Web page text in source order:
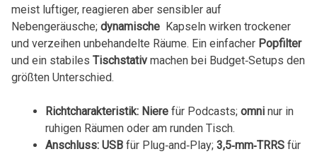
‌meist luftiger, reagieren⁤ aber sensibler auf
Nebengeräusche; dynamische⁢ Kapseln⁢ wirken trockener
und verzeihen unbehandelte Räume. ‌Ein⁣ einfacher⁢ Popfilter
und‌ ein‍ stabiles Tischstativmachen bei Budget‑Setups⁢ den
größten Unterschied.
Richtcharakteristik: Nierefür Podcasts; omninur ‌in
ruhigen Räumen ⁣oder am runden Tisch.
Anschluss: USBfür Plug‑and‑Play; 3,5‑mm‑TRRSfür